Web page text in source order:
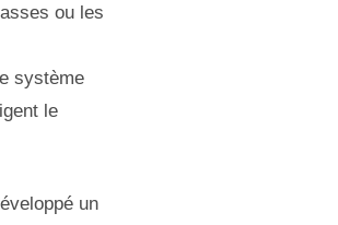
ou les
système
le
un